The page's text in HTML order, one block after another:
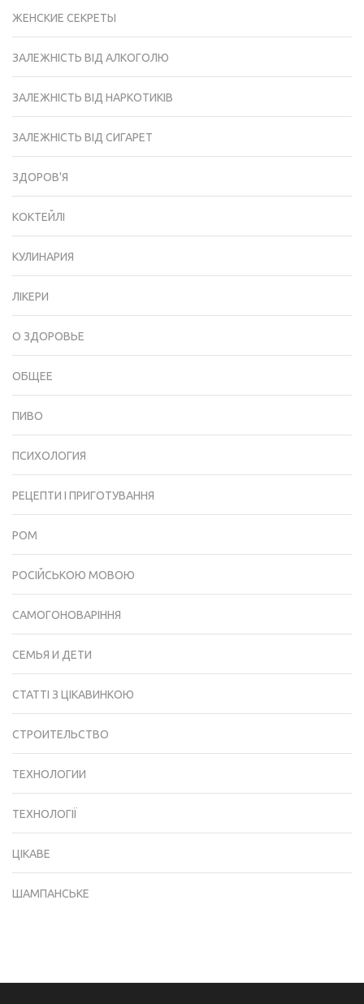
ЖЕНСКИЕ СЕКРЕТЫ
ЗАЛЕЖНІСТЬ ВІД АЛКОГОЛЮ
ЗАЛЕЖНІСТЬ ВІД НАРКОТИКІВ
ЗАЛЕЖНІСТЬ ВІД СИГАРЕТ
ЗДОРОВ'Я
КОКТЕЙЛІ
КУЛИНАРИЯ
ЛІКЕРИ
О ЗДОРОВЬЕ
ОБЩЕЕ
ПИВО
ПСИХОЛОГИЯ
РЕЦЕПТИ І ПРИГОТУВАННЯ
РОМ
РОСІЙСЬКОЮ МОВОЮ
САМОГОНОВАРІННЯ
СЕМЬЯ И ДЕТИ
СТАТТІ З ЦІКАВИНКОЮ
СТРОИТЕЛЬСТВО
ТЕХНОЛОГИИ
ТЕХНОЛОГІЇ
ЦІКАВЕ
ШАМПАНСЬКЕ